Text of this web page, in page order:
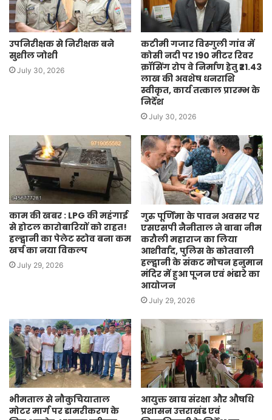
उपनिरीक्षक से निरीक्षक बने
सुशील जोशी
July 30, 2026
कटीमी गजार विस्गुली गांव में
कोसी नदी पर 190 मीटर रिवर
क्रॉसिंग रोप वे निर्माण हेतु ₹21.43
लाख की अवशेष धनराशि
स्वीकृत, कार्य तत्काल प्रारम्भ के
निर्देश
July 30, 2026
काम की खबर : LPG की महंगाई
से होटल कारोबारियों को राहत!
हल्द्वानी का पेलेट स्टोव बना कम
खर्च का नया विकल्प
July 29, 2026
गुरु पूर्णिमा के पावन अवसर पर
एसएसपी नैनीताल ने बाबा नीम
करौली महाराज का लिया
आशीर्वाद, पुलिस के कोतवाली
हल्द्वानी के संकट मोचन हनुमान
मंदिर में हुआ पूजन एवं भंडारे का
आयोजन
July 29, 2026
भीमताल से नौकुचियाताल
मोटर मार्ग पर डामरीकरण के
आयुक्त खाद्य संरक्षा और औषधि
प्रशासन उत्तराखंड एवं